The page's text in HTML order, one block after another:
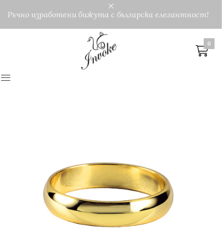
Ръчно изработени бижута с българска елегантност!
0
0